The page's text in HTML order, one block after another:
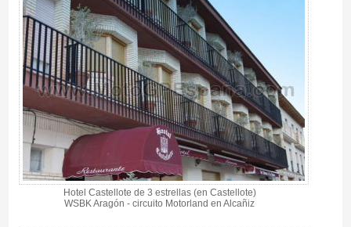
Hotel Castellote de 3 estrellas (en Castellote)
WSBK Aragón - circuito Motorland en Alcañiz